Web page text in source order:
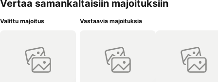
ravintola,aulabaari, viihtyisä kesäterassi sekä viisi kokoustilaa.
internetyhteys kaikissa hotellin tiloissa.\nTutustu Scandicin muihin
Vertaa samankaltaisiin majoituksiin
Valittu majoitus Vastaavia majoituksia